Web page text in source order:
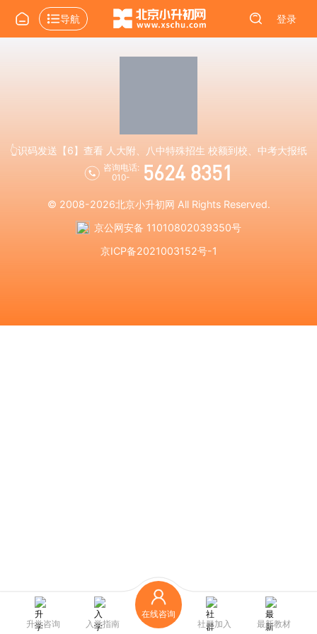
导航 登录
👆识码发送【6】查看 人大附、八中特殊招生 校额到校、中考大报纸
咨询电话:
010-
5624 8351
© 2008-2026北京小升初网 All Rights Reserved.
京公网安备 11010802039350号
京ICP备2021003152号-1
升学咨询 入学指南
在线咨询
社群加入
最新教材